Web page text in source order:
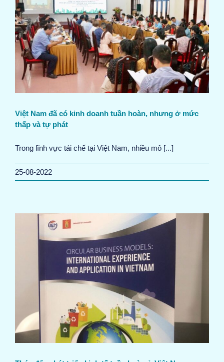
Việt Nam đã có kinh doanh tuần hoàn, nhưng ở mức
thấp và tự phát
Trong lĩnh vực tái chế tại Việt Nam, nhiều mô [...]
25-08-2022